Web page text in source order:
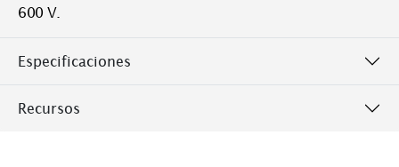
600 V.
Especificaciones
Recursos